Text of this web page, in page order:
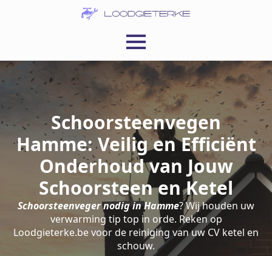
Schoorsteenvegen
Hamme: Veilig en Efficiënt
Onderhoud van Jouw
Schoorsteen en Ketel
Schoorsteenveger nodig in Hamme? Wij houden uw
verwarming tip top in orde. Reken op
Loodgieterke.be voor de reiniging van uw CV ketel en
schouw.